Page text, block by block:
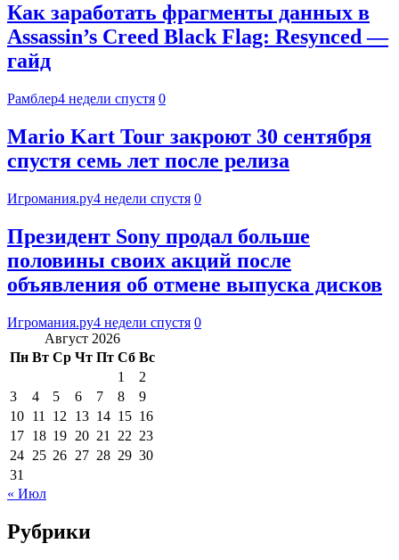
Как заработать фрагменты данных в
Assassin’s Creed Black Flag: Resynced —
гайд
Рамблер4 недели спустя 0
Mario Kart Tour закроют 30 сентября
спустя семь лет после релиза
Игромания.ру4 недели спустя 0
Президент Sony продал больше
половины своих акций после
объявления об отмене выпуска дисков
Игромания.ру4 недели спустя 0
Август 2026
Пн Вт Ср Чт Пт Сб Вс
1
2
3
4 5 6 7 8
9
10 11 12 13 14 15 16
17 18 19 20 21 22 23
24 25 26 27 28 29 30
31
« Июл
Рубрики